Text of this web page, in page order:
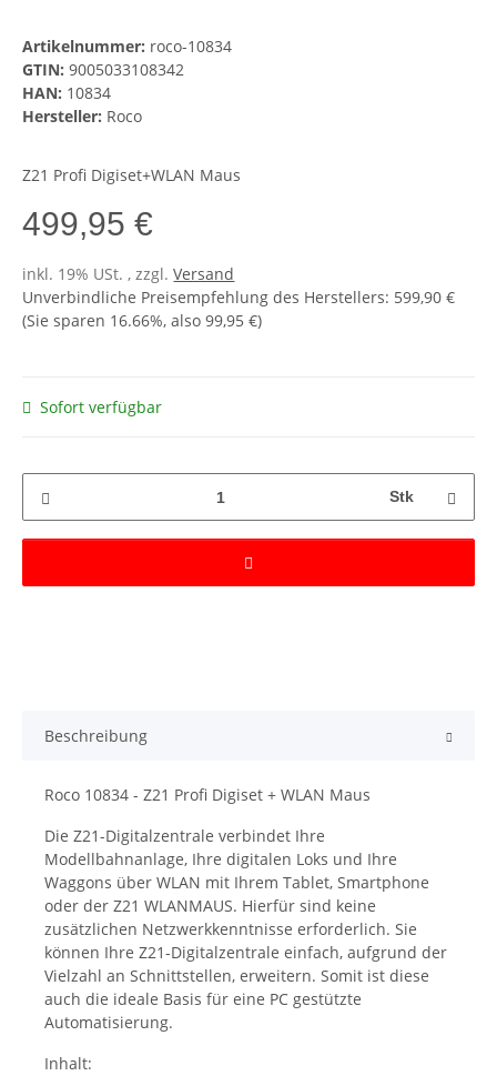
Artikelnummer: roco-10834
GTIN: 9005033108342
HAN: 10834
Hersteller: Roco
Z21 Profi Digiset+WLAN Maus
499,95 €
inkl. 19% USt. , zzgl.Versand
Unverbindliche Preisempfehlung des Herstellers: 599,90 €
(Sie sparen 16.66%, also99,95 €)
Sofort verfügbar
Stk
Beschreibung
Roco 10834 - Z21 Profi Digiset + WLAN Maus
Die Z21-Digitalzentrale verbindet Ihre
Modellbahnanlage, Ihre digitalen Loks und Ihre
Waggons über WLAN mit Ihrem Tablet, Smartphone
oder der Z21 WLANMAUS. Hierfür sind keine
zusätzlichen Netzwerkkenntnisse erforderlich. Sie
können Ihre Z21-Digitalzentrale einfach, aufgrund der
Vielzahl an Schnittstellen, erweitern. Somit ist diese
auch die ideale Basis für eine PC gestützte
Automatisierung.
Inhalt: